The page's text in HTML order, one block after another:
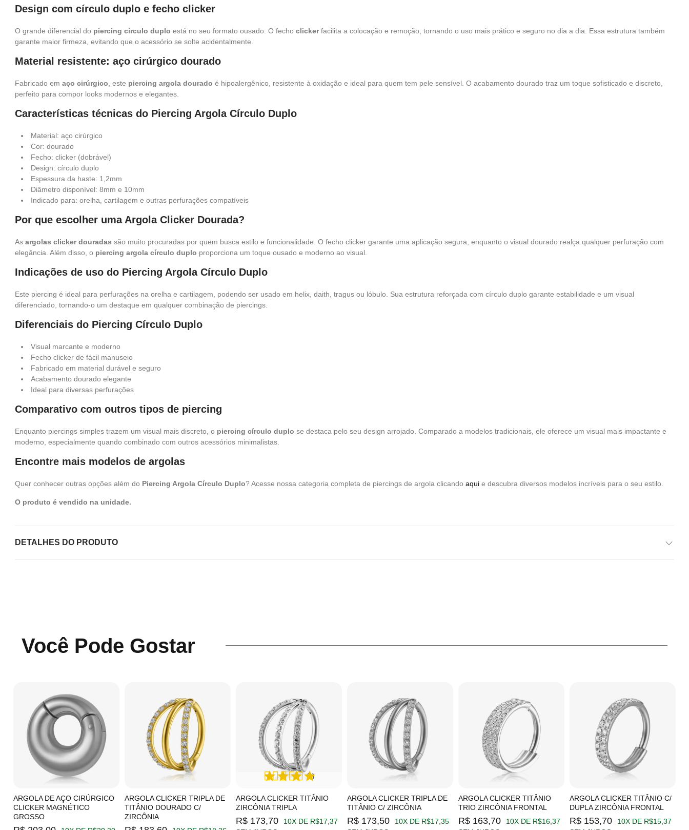
Design com círculo duplo e fecho clicker
O grande diferencial do piercing círculo duplo está no seu formato ousado. O fecho clickerfacilita a colocação e remoção, tornando o uso mais prático e seguro no dia a dia. Essa estrutura também
garante maior firmeza, evitando que o acessório se solte acidentalmente.
Material resistente: aço cirúrgico dourado
Fabricado em aço cirúrgico , este piercing argola dourado é hipoalergênico, resistente à oxidação e ideal para quem tem pele sensível. O acabamento dourado traz um toque sofisticado e discreto,
perfeito para compor looks modernos e elegantes.
Características técnicas do Piercing Argola Círculo Duplo
Material: aço cirúrgico
Cor: dourado
Fecho: clicker (dobrável)
Design: círculo duplo
Espessura da haste: 1,2mm
Diâmetro disponível: 8mm e 10mm
Indicado para: orelha, cartilagem e outras perfurações compatíveis
Por que escolher uma Argola Clicker Dourada?
As argolas clicker douradas são muito procuradas por quem busca estilo e funcionalidade. O fecho clicker garante uma aplicação segura, enquanto o visual dourado realça qualquer perfuração com
elegância. Além disso, o piercing argola círculo duplo proporciona um toque ousado e moderno ao visual.
Indicações de uso do Piercing Argola Círculo Duplo
Este piercing é ideal para perfurações na orelha e cartilagem, podendo ser usado em helix, daith, tragus ou lóbulo. Sua estrutura reforçada com círculo duplo garante estabilidade e um visual
diferenciado, tornando-o um destaque em qualquer combinação de piercings.
Diferenciais do Piercing Círculo Duplo
Visual marcante e moderno
Fecho clicker de fácil manuseio
Fabricado em material durável e seguro
Acabamento dourado elegante
Ideal para diversas perfurações
Comparativo com outros tipos de piercing
Enquanto piercings simples trazem um visual mais discreto, o piercing círculo duplo se destaca pelo seu design arrojado. Comparado a modelos tradicionais, ele oferece um visual mais impactante e
moderno, especialmente quando combinado com outros acessórios minimalistas.
Encontre mais modelos de argolas
Quer conhecer outras opções além do Piercing Argola Círculo Duplo? Acesse nossa categoria completa de piercings de argola clicando aqui e descubra diversos modelos incríveis para o seu estilo.
O produto é vendido na unidade.
DETALHES DO PRODUTO
Você Pode Gostar
ARGOLA DE AÇO CIRÚRGICO
CLICKER MAGNÉTICO
GROSSO
ARGOLA CLICKER TRIPLA DE
TITÂNIO DOURADO C/
ZIRCÔNIA
ARGOLA CLICKER TITÂNIO
ZIRCÔNIA TRIPLA
(1)
R$ 173,70
10X DE R$17,37
ARGOLA CLICKER TRIPLA DE
TITÂNIO C/ ZIRCÔNIA
R$ 173,50
10X DE R$17,35
ARGOLA CLICKER TITÂNIO
TRIO ZIRCÔNIA FRONTAL
R$ 163,70
10X DE R$16,37
ARGOLA CLICKER TITÂNIO C/
DUPLA ZIRCÔNIA FRONTAL
R$ 153,70
10X DE R$15,37